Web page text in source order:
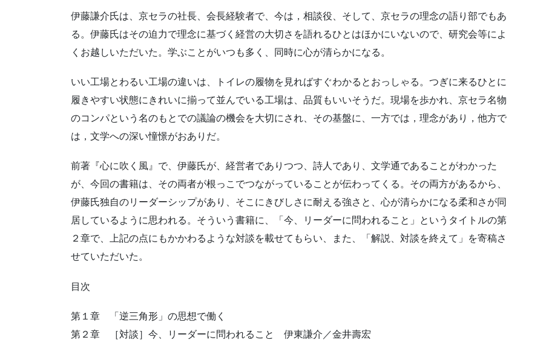
伊藤謙介氏は、京セラの社長、会長経験者で、今は，相談役、そして、京セラの理念の語り部でもあ
る。伊藤氏はその迫力で理念に基づく経営の大切さを語れるひとはほかにいないので、研究会等によ
くお越しいただいた。学ぶことがいつも多く、同時に心が清らかになる。
いい工場とわるい工場の違いは、トイレの履物を見ればすぐわかるとおっしゃる。つぎに来るひとに
履きやすい状態にきれいに揃って並んでいる工場は、品質もいいそうだ。現場を歩かれ、京セラ名物
のコンパという名のもとでの議論の機会を大切にされ、その基盤に、一方では，理念があり，他方で
は，文学への深い憧憬がおありだ。
前著『心に吹く風』で、伊藤氏が、経営者でありつつ、詩人であり、文学通であることがわかった
が、今回の書籍は、その両者が根っこでつながっていることが伝わってくる。その両方があるから、
伊藤氏独自のリーダーシップがあり、そこにきびしさに耐える強さと、心が清らかになる柔和さが同
居しているように思われる。そういう書籍に、「今、リーダーに問われること」というタイトルの第
２章で、上記の点にもかかわるような対談を載せてもらい、また、「解説、対談を終えて」を寄稿さ
せていただいた。
目次
第１章 「逆三角形」の思想で働く
第２章 ［対談］今、リーダーに問われること 伊東謙介／金井壽宏